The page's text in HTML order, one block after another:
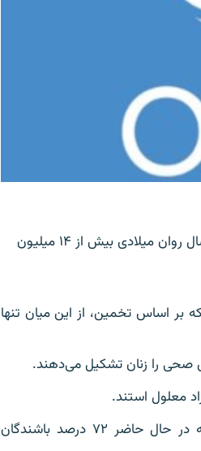
دفتر هماهنگی امور بشردوستانه سازمان ملل متحد، اوچا، می‌گوید که در سال روان میلادی بیش از ۱۴ میلیون
نوشت که بر اساس تخمین، از این میان تنها
نور جلال جلالی، سرپرست وزارت صحت حکومت طالبان، اخیراً گفت که در حال حاضر ۷۲ درصد باشندگان